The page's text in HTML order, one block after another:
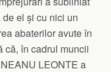
el și cu nici un
abaterilor avute în
că, în cadrul muncii
LEONTE a